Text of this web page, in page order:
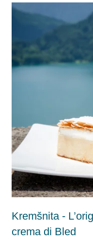
Kremšnita -
crema di Bled